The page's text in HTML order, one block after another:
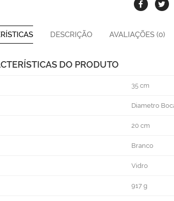
DESCRIÇÃO AVALIAÇÕES (0)
DO PRODUTO
35 cm
Diametro
20 cm
Branco
Vidro
917 g